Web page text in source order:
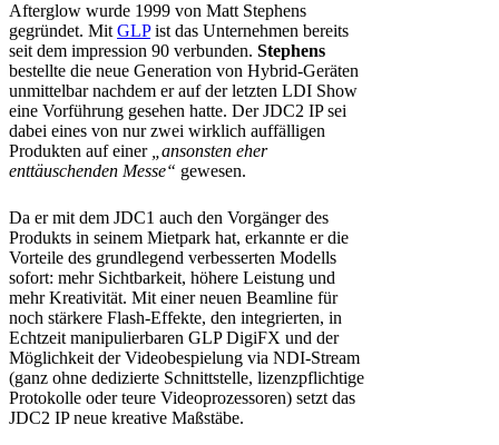
Afterglow wurde 1999 von Matt Stephens
gegründet. Mit GLPist das Unternehmen bereits
seit dem impression 90 verbunden. Stephens
bestellte die neue Generation von Hybrid-Geräten
unmittelbar nachdem er auf der letzten LDI Show
eine Vorführung gesehen hatte. Der JDC2 IP sei
dabei eines von nur zwei wirklich auffälligen
Produkten auf einer
„ansonsten eher
enttäuschenden Messe“ gewesen.
Da er mit dem JDC1 auch den Vorgänger des
Produkts in seinem Mietpark hat, erkannte er die
Vorteile des grundlegend verbesserten Modells
sofort: mehr Sichtbarkeit, höhere Leistung und
mehr Kreativität. Mit einer neuen Beamline für
noch stärkere Flash-Effekte, den integrierten, in
Echtzeit manipulierbaren GLP DigiFX und der
Möglichkeit der Videobespielung via NDI-Stream
(ganz ohne dedizierte Schnittstelle, lizenzpflichtige
Protokolle oder teure Videoprozessoren) setzt das
JDC2 IP neue kreative Maßstäbe.